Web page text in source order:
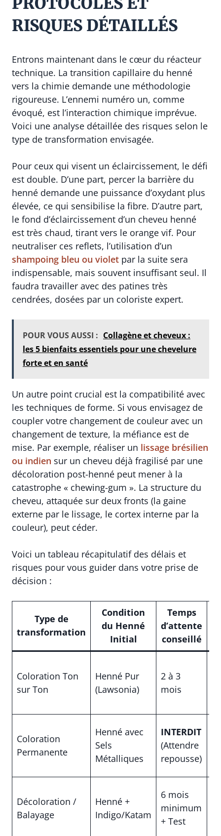
RISQUES DÉTAILLÉS
Entrons maintenant dans le cœur du réacteur
technique. La transition capillaire du henné
vers la chimie demande une méthodologie
rigoureuse. L’ennemi numéro un, comme
évoqué, est l’interaction chimique imprévue.
Voici une analyse détaillée des risques selon le
type de transformation envisagée.
Pour ceux qui visent un éclaircissement, le défi
est double. D’une part, percer la barrière du
henné demande une puissance d’oxydant plus
élevée, ce qui sensibilise la fibre. D’autre part,
le fond d’éclaircissement d’un cheveu henné
est très chaud, tirant vers le orange vif. Pour
neutraliser ces reflets, l’utilisation d’un
shampoing bleu ou violet par la suite sera
indispensable, mais souvent insuffisant seul. Il
faudra travailler avec des patines très
cendrées, dosées par un coloriste expert.
POUR VOUS AUSSI : Collagène et cheveux :
les 5 bienfaits essentiels pour une chevelure
forte et en santé
Un autre point crucial est la compatibilité avec
les techniques de forme. Si vous envisagez de
coupler votre changement de couleur avec un
changement de texture, la méfiance est de
mise. Par exemple, réaliser un lissage brésilien
ou indien sur un cheveu déjà fragilisé par une
décoloration post-henné peut mener à la
catastrophe « chewing-gum ». La structure du
cheveu, attaquée sur deux fronts (la gaine
externe par le lissage, le cortex interne par la
couleur), peut céder.
Voici un tableau récapitulatif des délais et
risques pour vous guider dans votre prise de
décision :
Type de
transformation
Condition
du Henné
Initial
Temps
d’attente
conseillé
Coloration Ton
sur Ton
Henné Pur
(Lawsonia)
2 à 3
mois
Coloration
Permanente
Henné avec
Sels
Métalliques
INTERDIT
(Attendre
repousse)
Décoloration /
Balayage
Henné +
Indigo/Katam
6 mois
minimum
+ Test